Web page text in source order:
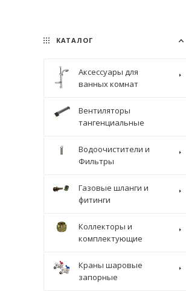
КАТАЛОГ
Аксессуары для
ванных комнат
Вентиляторы
тангенциальные
Водоочистители и
Фильтры
Газовые шланги и
фитинги
Коллекторы и
комплектующие
Краны шаровые
запорные